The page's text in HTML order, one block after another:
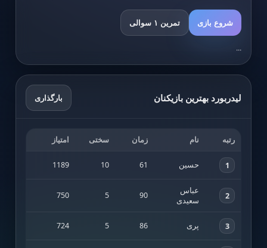
شروع بازی تمرین ۱ سوالی
...
لیدربورد بهترین بازیکنان بارگذاری
رتبه نام زمان سختی امتیاز
1 حسین 61
10
1189
2
عباس
سعیدی
90
5
750
3 پری 86
5
724